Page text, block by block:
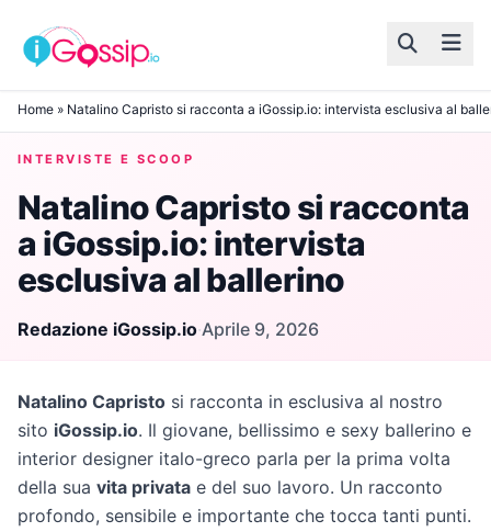
Skip to content
Home » Natalino Capristo si racconta a iGossip.io: intervista esclusiva al
INTERVISTE E SCOOP
Natalino Capristo si racconta
a iGossip.io: intervista
esclusiva al ballerino
Redazione iGossip.io·Aprile 9, 2026
Natalino Capristo si racconta in esclusiva al nostro
sito iGossip.io. Il giovane, bellissimo e sexy ballerino e
interior designer italo-greco parla per la prima volta
della sua vita privata e del suo lavoro. Un racconto
profondo, sensibile e importante che tocca tanti punti.